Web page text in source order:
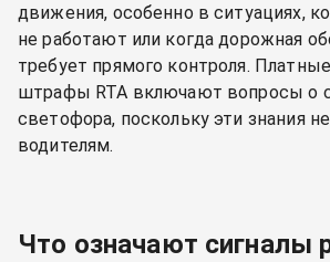
движения, особенно в ситуациях,
не работают или когда дорожная
требует прямого контроля.
штрафы RTA включают вопросы о
светофора, поскольку эти знания
водителям.
Что означают сигналы